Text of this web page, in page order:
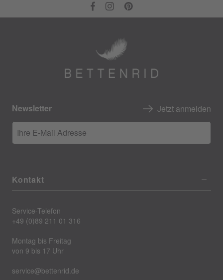
Newsletter Jetzt anmelden
Ihre E-Mail Adresse
Kontakt
Service-Telefon
+49 (0)89 211 01 316
Montag bis Freitag
von 9 bis 17 Uhr
service@bettenrid.de